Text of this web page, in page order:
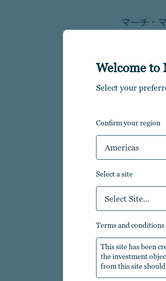
Welcome to
Select your
confirm your region
Americas
select a site
Select Site...
terms and conditions
This site has been
the investment
from this site
マーチ・
ドや関心
全米大学
数を48か
から10作
な部門と
「マーチ・
投資機会
影響の大
や、映画
べものに
ートフォ